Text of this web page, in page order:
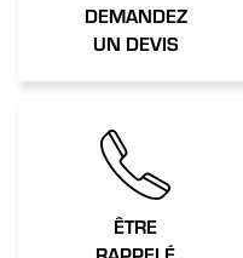
DEMANDEZ
UN DEVIS
ÊTRE